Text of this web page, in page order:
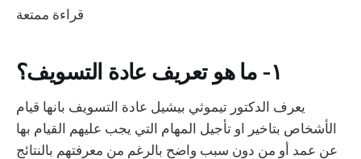
قراءة ممتعة
١- ما هو تعريف عادة التسويف؟
يعرف الدكتور تيموثي بيشيل عادة التسويف بانها قيام
الأشخاص بتاخير او تأجيل المهام التي يجب عليهم القيام بها
عن عمد أو من دون سبب واضح بالرغم من معرفتهم بالنتائج